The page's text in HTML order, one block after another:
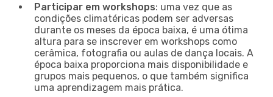
Participar em workshops: uma vez que as
condições climatéricas podem ser adversas
durante os meses da época baixa, é uma ótima
altura para se inscrever em workshops como
cerâmica, fotografia ou aulas de dança locais. A
época baixa proporciona mais disponibilidade e
grupos mais pequenos, o que também significa
uma aprendizagem mais prática.